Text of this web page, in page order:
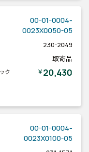
00-01-0004-
0023X0050-05
230-2049
取寄品
ク
￥20,430
00-01-0004-
0023X0100-05